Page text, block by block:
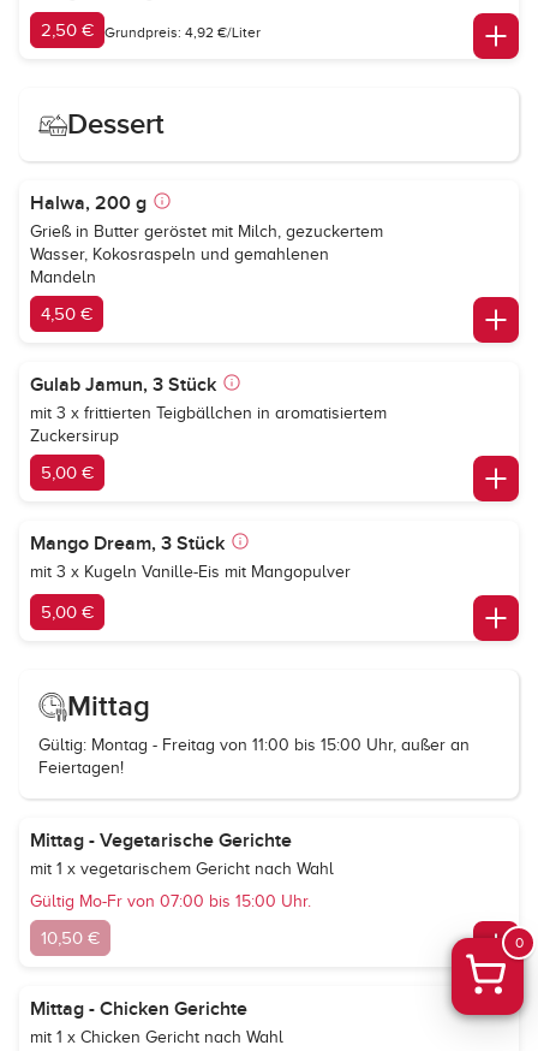
2,50 € Grundpreis: 4,92 €/Liter
Dessert
Halwa, 200 g
Grieß in Butter geröstet mit Milch, gezuckertem
Wasser, Kokosraspeln und gemahlenen
Mandeln
4,50 €
Gulab Jamun, 3 Stück
mit 3 x frittierten Teigbällchen in aromatisiertem
Zuckersirup
5,00 €
Mango Dream, 3 Stück
mit 3 x Kugeln Vanille-Eis mit Mangopulver
5,00 €
Mittag
Gültig: Montag - Freitag von 11:00 bis 15:00 Uhr, außer an
Feiertagen!
Mittag - Vegetarische Gerichte
mit 1 x vegetarischem Gericht nach Wahl
Gültig Mo-Fr von 07:00 bis 15:00 Uhr.
10,50 €
Mittag - Chicken Gerichte
mit 1 x Chicken Gericht nach Wahl
0